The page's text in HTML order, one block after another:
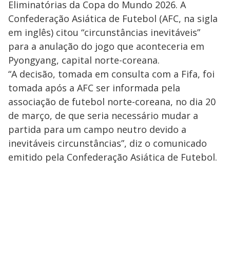
Eliminatórias da Copa do Mundo 2026. A
Confederação Asiática de Futebol (AFC, na sigla
em inglês) citou “circunstâncias inevitáveis”
para a anulação do jogo que aconteceria em
Pyongyang, capital norte-coreana.
“A decisão, tomada em consulta com a Fifa, foi
tomada após a AFC ser informada pela
associação de futebol norte-coreana, no dia 20
de março, de que seria necessário mudar a
partida para um campo neutro devido a
inevitáveis circunstâncias”, diz o comunicado
emitido pela Confederação Asiática de Futebol.